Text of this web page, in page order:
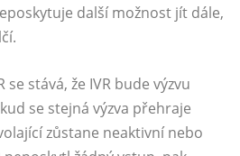
další možnost jít dále,
stává, že IVR bude výzvu
se stejná výzva přehraje
zůstane neaktivní nebo